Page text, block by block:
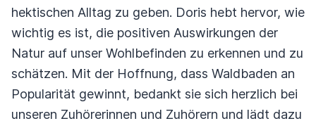
hektischen Alltag zu geben. Doris hebt hervor, wie
wichtig es ist, die positiven Auswirkungen der
Natur auf unser Wohlbefinden zu erkennen und zu
schätzen. Mit der Hoffnung, dass Waldbaden an
Popularität gewinnt, bedankt sie sich herzlich bei
unseren Zuhörerinnen und Zuhörern und lädt dazu